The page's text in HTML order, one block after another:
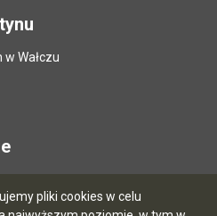
pliki cookies w celu
Wałczu